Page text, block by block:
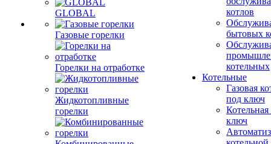
GLOBAL
Газовые горелки
Горелки на отработке
Жидкотопливные
горелки
котлов
бытовых
котельных
Котельные
Газовая
под ключ
ключ